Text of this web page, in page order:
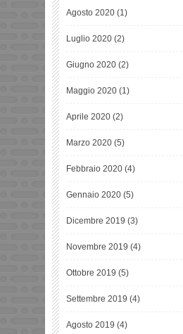
Agosto 2020 (1)
Luglio 2020 (2)
Giugno 2020 (2)
Maggio 2020 (1)
Aprile 2020 (2)
Marzo 2020 (5)
Febbraio 2020 (4)
Gennaio 2020 (5)
Dicembre 2019 (3)
Novembre 2019 (4)
Ottobre 2019 (5)
Settembre 2019 (4)
Agosto 2019 (4)